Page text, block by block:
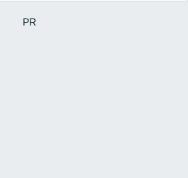
PR